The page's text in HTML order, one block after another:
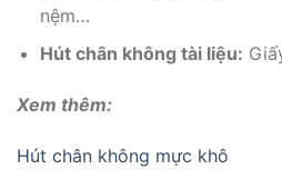
nệm…
Hút chân không tài liệu:
Xem thêm:
Hút chân không mực khô